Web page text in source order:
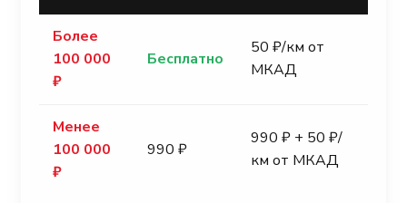
Более
100 000
₽
Бесплатно
50 ₽/км от
МКАД
Менее
100 000
₽
990 ₽
990 ₽ + 50 ₽/
км от МКАД